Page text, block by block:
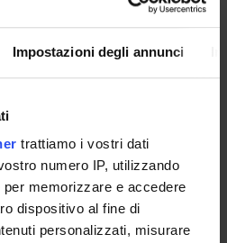
Impostazioni degli annunci
trattiamo i vostri dati
numero IP, utilizzando
memorizzare e accedere
dispositivo al fine di
personalizzati, misurare